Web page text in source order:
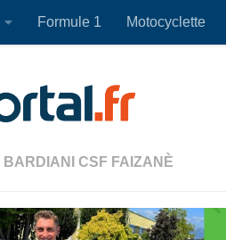
Formule 1 Motocyclette
BARDIANI CSF FAIZANÈ